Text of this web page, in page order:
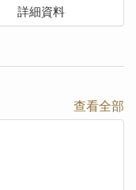
詳細資料
查看全部